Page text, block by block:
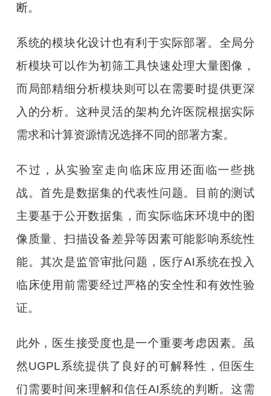
断。
系统的模块化设计也有利于实际部署。全局分
析模块可以作为初筛工具快速处理大量图像，
而局部精细分析模块则可以在需要时提供更深
入的分析。这种灵活的架构允许医院根据实际
需求和计算资源情况选择不同的部署方案。
不过，从实验室走向临床应用还面临一些挑
战。首先是数据集的代表性问题。目前的测试
主要基于公开数据集，而实际临床环境中的图
像质量、扫描设备差异等因素可能影响系统性
能。其次是监管审批问题，医疗AI系统在投入
临床使用前需要经过严格的安全性和有效性验
证。
此外，医生接受度也是一个重要考虑因素。虽
然UGPL系统提供了良好的可解释性，但医生
们需要时间来理解和信任AI系统的判断。这需